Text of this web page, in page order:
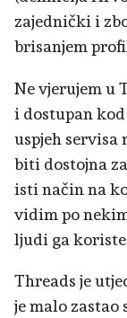
zajednički i
brisanjem
Ne vjerujem u
i dostupan kod
uspjeh servisa
biti dostojna
isti način na
vidim po
ljudi ga
Threads je
je malo zastao